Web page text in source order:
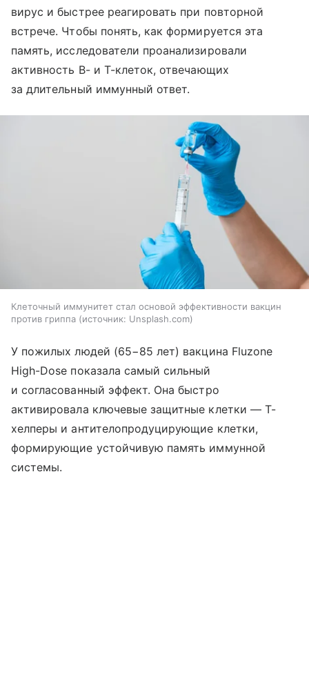
вирус и быстрее реагировать при повторной
встрече. Чтобы понять, как формируется эта
память, исследователи проанализировали
активность B- и T-клеток, отвечающих
за длительный иммунный ответ.
Клеточный иммунитет стал основой эффективности вакцин
против гриппа
источник: Unsplash.com
У пожилых людей (65−85 лет) вакцина Fluzone
High-Dose показала самый сильный
и согласованный эффект. Она быстро
активировала ключевые защитные клетки — T-
хелперы и антителопродуцирующие клетки,
формирующие устойчивую память иммунной
системы.